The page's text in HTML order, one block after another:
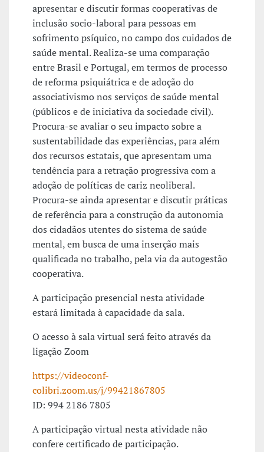
apresentar e discutir formas cooperativas de
inclusão socio-laboral para pessoas em
sofrimento psíquico, no campo dos cuidados de
saúde mental. Realiza-se uma comparação
entre Brasil e Portugal, em termos de processo
de reforma psiquiátrica e de adoção do
associativismo nos serviços de saúde mental
(públicos e de iniciativa da sociedade civil).
Procura-se avaliar o seu impacto sobre a
sustentabilidade das experiências, para além
dos recursos estatais, que apresentam uma
tendência para a retração progressiva com a
adoção de políticas de cariz neoliberal.
Procura-se ainda apresentar e discutir práticas
de referência para a construção da autonomia
dos cidadãos utentes do sistema de saúde
mental, em busca de uma inserção mais
qualificada no trabalho, pela via da autogestão
cooperativa.
A participação presencial nesta atividade
estará limitada à capacidade da sala.
O acesso à sala virtual será feito através da
ligação Zoom
https://videoconf-
colibri.zoom.us/j/99421867805
ID: 994 2186 7805
A participação virtual nesta atividade não
confere certificado de participação.